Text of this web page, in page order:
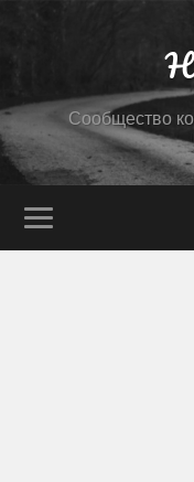
Сообщество